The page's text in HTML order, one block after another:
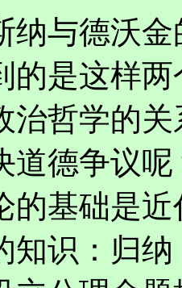
与德沃金
的是这样
治哲学的
道德争议
的基础是
知识：归